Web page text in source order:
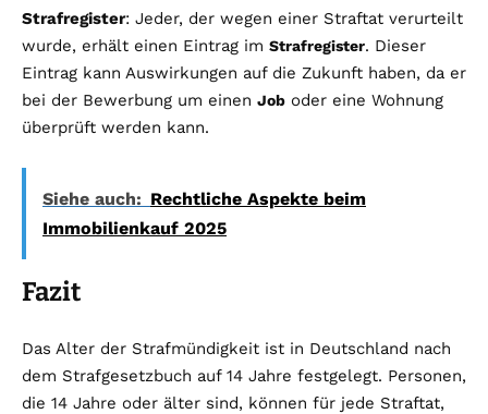
Strafregister: Jeder, der wegen einer Straftat verurteilt
wurde, erhält einen Eintrag im Strafregister. Dieser
Eintrag kann Auswirkungen auf die Zukunft haben, da er
bei der Bewerbung um einen Job oder eine Wohnung
überprüft werden kann.
Siehe auch: Rechtliche Aspekte beim
Immobilienkauf 2025
Fazit
Das Alter der Strafmündigkeit ist in Deutschland nach
dem Strafgesetzbuch auf 14 Jahre festgelegt. Personen,
die 14 Jahre oder älter sind, können für jede Straftat,